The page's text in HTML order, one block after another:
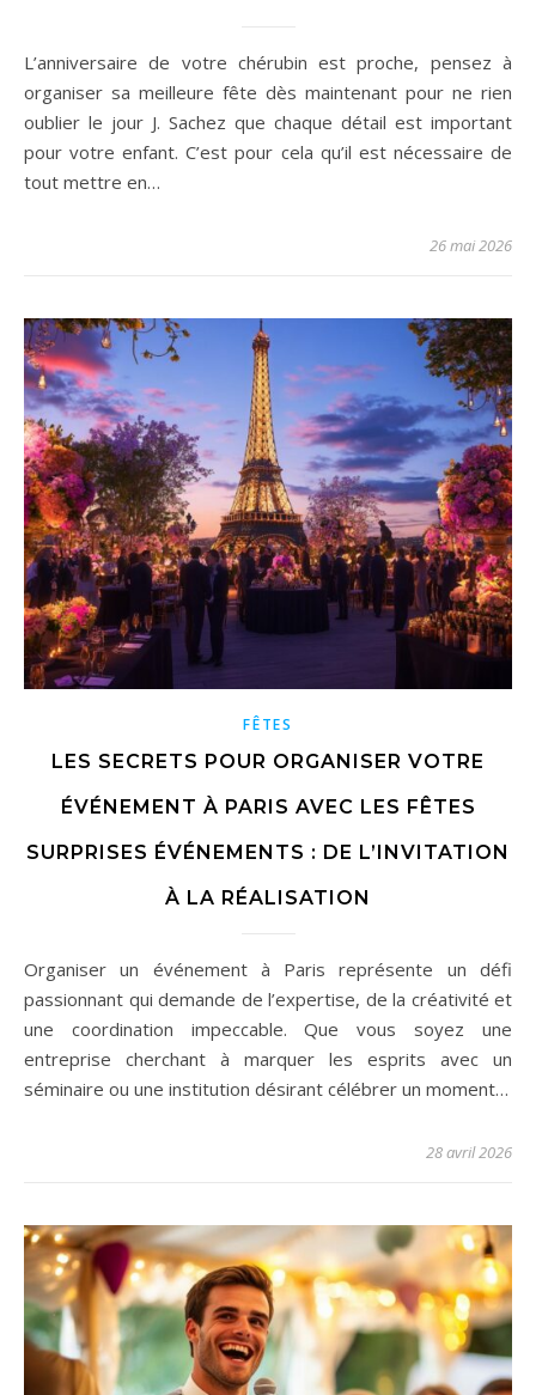
L’anniversaire de votre chérubin est proche, pensez à
organiser sa meilleure fête dès maintenant pour ne rien
oublier le jour J. Sachez que chaque détail est important
pour votre enfant. C’est pour cela qu’il est nécessaire de
tout mettre en…
26 mai 2026
FÊTES
LES SECRETS POUR ORGANISER VOTRE
ÉVÉNEMENT À PARIS AVEC LES FÊTES
SURPRISES ÉVÉNEMENTS : DE L’INVITATION
À LA RÉALISATION
Organiser un événement à Paris représente un défi
passionnant qui demande de l’expertise, de la créativité et
une coordination impeccable. Que vous soyez une
entreprise cherchant à marquer les esprits avec un
séminaire ou une institution désirant célébrer un moment…
28 avril 2026